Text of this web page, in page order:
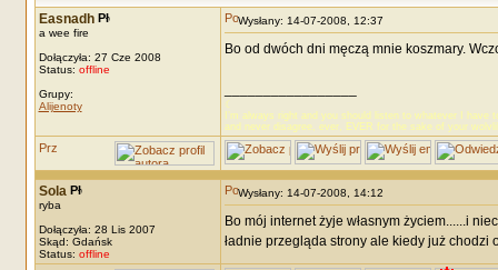
Easnadh
a wee fire
Dołączyła: 27 Cze 2008
Status: offline
Grupy:
Alijenoty
Wysłany: 14-07-2008, 12:37
Bo od dwóch dni męczą mnie koszmary.
☾
I’m always right and you should listen to whatever I have
and never disagree, ever, EVER for the sake of your
Sola
ryba
Dołączyła: 28 Lis 2007
Skąd: Gdańsk
Status: offline
Wysłany: 14-07-2008, 14:12
Bo mój internet żyje własnym życiem......i
ładnie przegląda strony ale kiedy już